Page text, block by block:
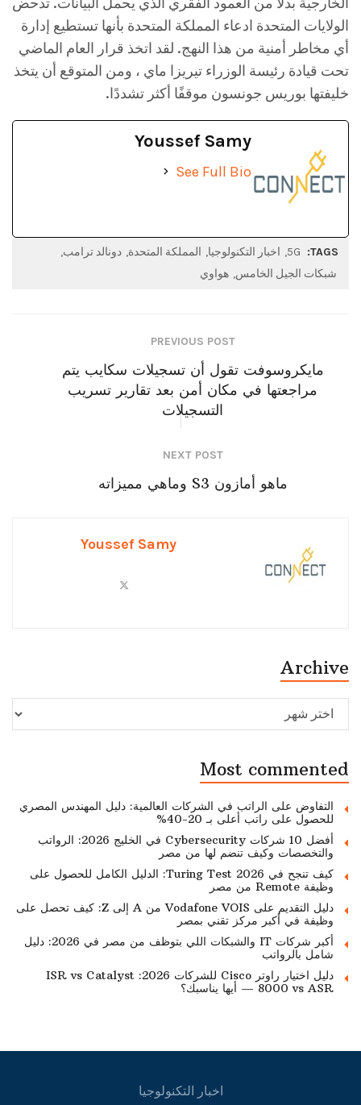
الولايات المتحدة ادعاء المملكة المتحدة بأنها تستطيع إدارة
أي مخاطر أمنية من هذا النهج. لقد اتخذ قرار العام الماضي
تحت قيادة رئيسة الوزراء تيريزا ماي ، ومن المتوقع أن يتخذ
خليفتها بوريس جونسون موقفًا أكثر تشددًا.
Youssef Samy
See Full Bio
TAGS:
5G اخبار التكنولوجيا المملكة المتحدة دونالد ترامب
شبكات الجيل الخامس هواوي
PREVIOUS POST
مايكروسوفت تقول أن تسجيلات سكايب يتم
مراجعتها في مكان أمن بعد تقارير تسريب
التسجيلات
NEXT POST
ماهو أمازون S3 وماهي مميزاته
Youssef Samy
Archive
Archive
Most commented
التفاوض على الراتب في الشركات العالمية: دليل المهندس المصري
للحصول على راتب أعلى بـ 20-40%
أفضل 10 شركات Cybersecurity في الخليج 2026: الرواتب
والتخصصات وكيف تنضم لها من مصر
كيف تنجح في Turing Test 2026: الدليل الكامل للحصول على
وظيفة Remote من مصر
دليل التقديم على Vodafone VOIS من A إلى Z: كيف تحصل على
وظيفة في أكبر مركز تقني بمصر
أكبر شركات IT والشبكات اللي بتوظف من مصر في 2026: دليل
شامل بالرواتب
دليل اختيار راوتر Cisco للشركات 2026: ISR vs Catalyst
8000 vs ASR — أيها يناسبك؟
اخبار التكنولوجيا